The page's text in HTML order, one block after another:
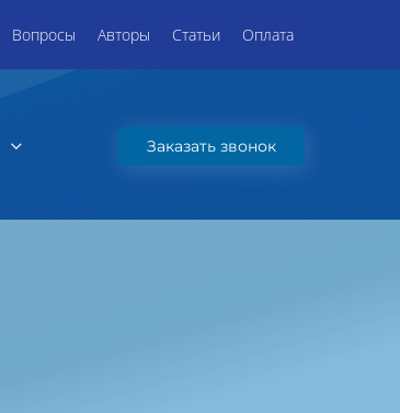
Вопросы Авторы Статьи Оплата
Заказать звонок